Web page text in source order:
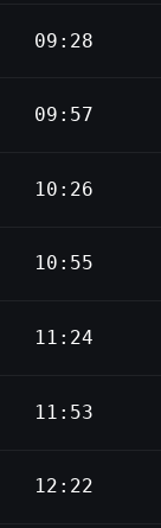
09:28
09:57
10:26
10:55
11:24
11:53
12:22